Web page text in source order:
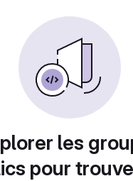
les
pour